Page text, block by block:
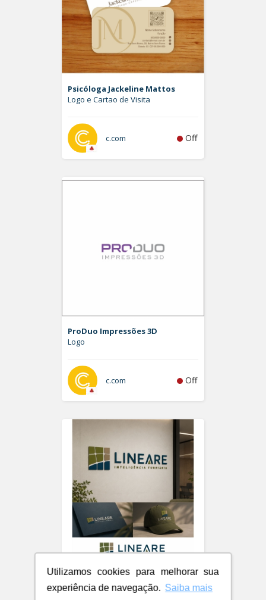
Utilizamos cookies para melhorar sua
experiência de navegação. Saiba mais
Psicóloga Jackeline Mattos
Logo e Cartao de Visita
c.com Off
ProDuo Impressões 3D
Logo
c.com Off
LINEARE - INTELIGÊNCIA
FUNDIÁRIA
Logo e Papelaria (6 itens)